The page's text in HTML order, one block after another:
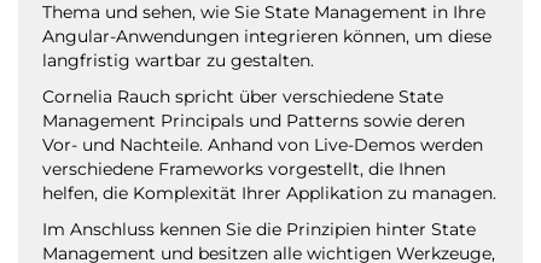
Thema und sehen, wie Sie State Management in Ihre
Angular-Anwendungen integrieren können, um diese
langfristig wartbar zu gestalten.
Cornelia Rauch spricht über verschiedene State
Management Principals und Patterns sowie deren
Vor- und Nachteile. Anhand von Live-Demos werden
verschiedene Frameworks vorgestellt, die Ihnen
helfen, die Komplexität Ihrer Applikation zu managen.
Im Anschluss kennen Sie die Prinzipien hinter State
Management und besitzen alle wichtigen Werkzeuge,